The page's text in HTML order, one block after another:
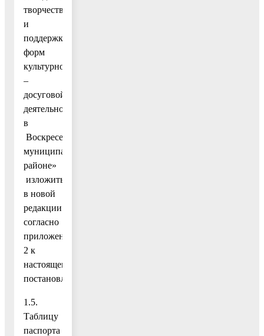
творчества
и
поддержка
форм
культурно
–
досуговой
деятельности
в
Воскресенском
муниципальном
районе»
изложить
в новой
редакции
согласно
приложению
2 к
настоящему
постановлению;
1.5.
Таблицу
паспорта